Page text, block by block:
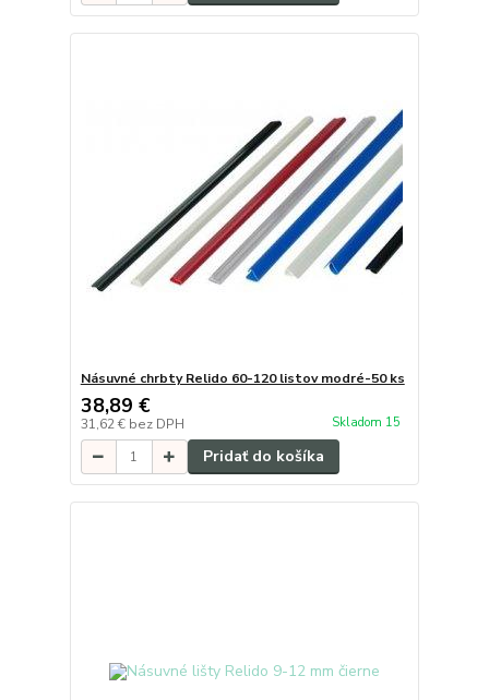
Násuvné chrbty Relido 60-120 listov modré-50 ks
38,89 €
31,62 € bez DPH Skladom 15
Pridať do košíka